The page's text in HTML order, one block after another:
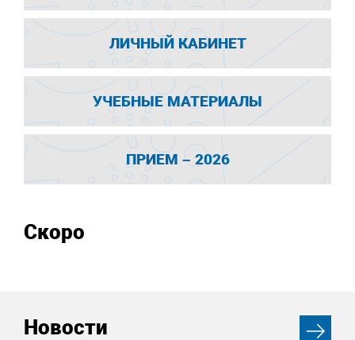
ЛИЧНЫЙ КАБИНЕТ
УЧЕБНЫЕ МАТЕРИАЛЫ
ПРИЕМ – 2026
Скоро
Новости